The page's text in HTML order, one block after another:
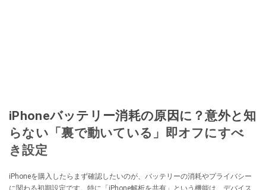
iPhoneバッテリー消耗の原因に？意外と知
らない「裏で動いている」即オフにすべ
き設定
iPhoneを購入したらまず確認したいのが、バッテリーの消耗やプライバシー
に関わる初期設定です。特に「iPhone解析を共有」という機能は、デバイス